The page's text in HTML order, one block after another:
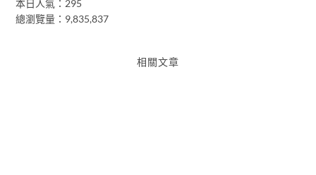
本日人氣：295
總瀏覽量：9,835,837
相關文章